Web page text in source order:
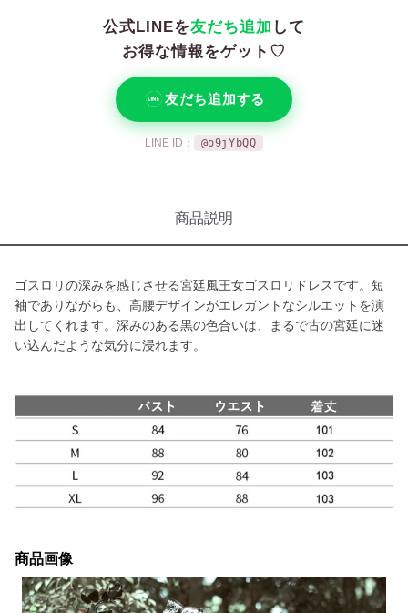
公式LINEを友だち追加 して
お得な情報をゲット♡
友だち追加する
LINE ID： @o9jYbQQ
商品説明
ゴスロリの深みを感じさせる宮廷風王女ゴスロリドレスです。短
袖でありながらも、高腰デザインがエレガントなシルエットを演
出してくれます。深みのある黒の色合いは、まるで古の宮廷に迷
い込んだような気分に浸れます。
商品画像